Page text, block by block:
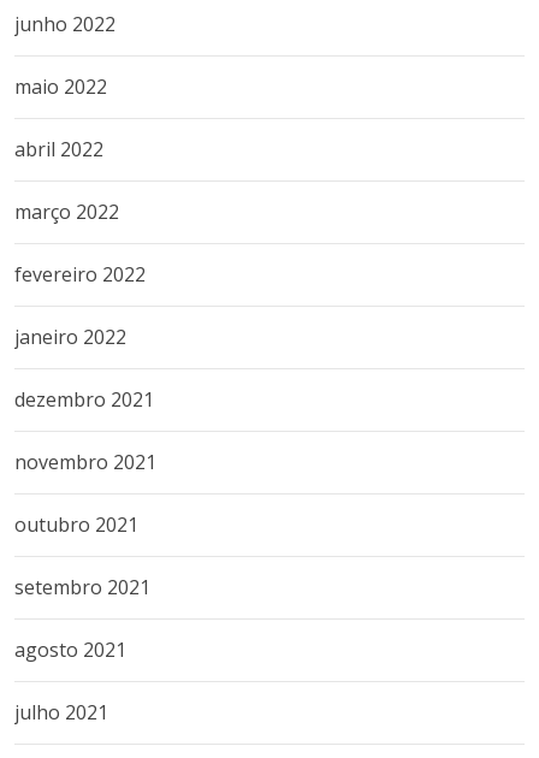
junho 2022
maio 2022
abril 2022
março 2022
fevereiro 2022
janeiro 2022
dezembro 2021
novembro 2021
outubro 2021
setembro 2021
agosto 2021
julho 2021